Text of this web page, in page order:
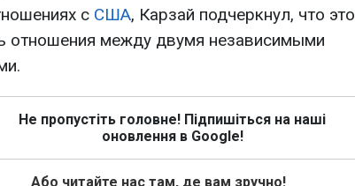
с США, Карзай подчеркнул, что это
отношения между двумя независимыми
Не пропустіть головне! Підпишіться на наші
оновлення в Google!
Або читайте нас там, де вам зручно!